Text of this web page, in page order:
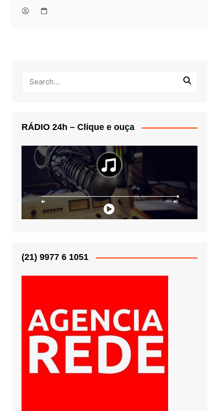
RÁDIO 24h – Clique e ouça
(21) 9977 6 1051